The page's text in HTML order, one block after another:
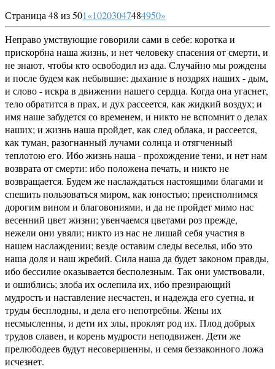
Страница 48 из 501«10203047484950»
Неправо умствующие говорили сами в себе: коротка и
прискорбна наша жизнь, и нет человеку спасения от смерти, и
не знают, чтобы кто освободил из ада. Случайно мы рождены
и после будем как небывшие: дыхание в ноздрях наших - дым,
и слово - искра в движении нашего сердца. Когда она угаснет,
тело обратится в прах, и дух рассеется, как жидкий воздух; и
имя наше забудется со временем, и никто не вспомнит о делах
наших; и жизнь наша пройдет, как след облака, и рассеется,
как туман, разогнанный лучами солнца и отягченный
теплотою его. Ибо жизнь наша - прохождение тени, и нет нам
возврата от смерти: ибо положена печать, и никто не
возвращается. Будем же наслаждаться настоящими благами и
спешить пользоваться миром, как юностью; преисполнимся
дорогим вином и благовониями, и да не пройдет мимо нас
весенний цвет жизни; увенчаемся цветами роз прежде,
нежели они увяли; никто из нас не лишай себя участия в
нашем наслаждении; везде оставим следы веселья, ибо это
наша доля и наш жребий. Сила наша да будет законом правды,
ибо бессилие оказывается бесполезным. Так они умствовали,
и ошиблись; злоба их ослепила их, ибо презирающий
мудрость и наставление несчастен, и надежда его суетна, и
труды бесплодны, и дела его непотребны. Жены их
несмысленны, и дети их злы, проклят род их. Плод добрых
трудов славен, и корень мудрости неподвижен. Дети же
прелюбодеев будут несовершенны, и семя беззаконного ложа
исчезнет.